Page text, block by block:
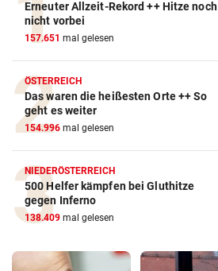
Erneuter Allzeit-Rekord ++ Hitze noch
nicht vorbei
157.651 mal gelesen
ÖSTERREICH
Das waren die heißesten Orte ++ So
geht es weiter
154.996 mal gelesen
NIEDERÖSTERREICH
500 Helfer kämpfen bei Gluthitze
gegen Inferno
138.409 mal gelesen